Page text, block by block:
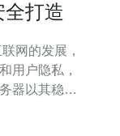
打造
用户隐私，
器以其稳定
以有效抵御